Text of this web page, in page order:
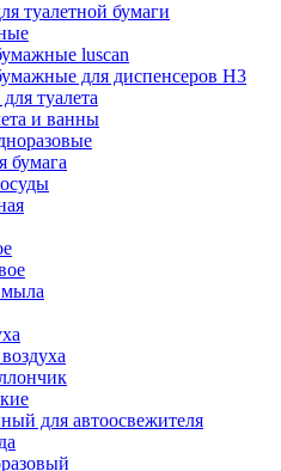
туалетной бумаги
luscan
для диспенсеров H3
туалета
и ванны
бумага
мыла
для автоосвежителя